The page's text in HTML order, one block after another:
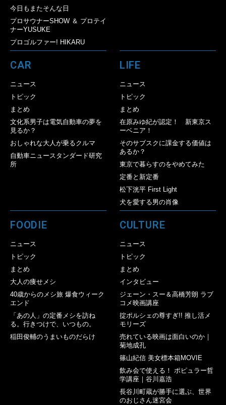
今日もまたそんな日
プロサウナーSHOW ＆ プロテイ
ナーYUSUKE
プロゴルファー! HIKARU
CAR
ニュース
トピック
まとめ
文化系男子は電気自動車の夢を
見るか？
おしゃれな大人が乗るクルマ
自動車ニュースタンダード研究
所
LIFE
ニュース
トピック
まとめ
在原みゆ紀が認定！ 新東京ス
ーベニア！
そのサブスクに課金する価値は
あるか？
東京で暮らすのをやめてみた
定番と新定番
松下洸平 First Light
犬を愛する男の肖像
FOODIE
ニュース
トピック
まとめ
大人の痩せメシ
40歳からのメシ旅 爆食ウィーク
エンド
「あの人」の定番メシを訪ね
る。行きつけで、いつもの。
稲田俊輔のうまいものだらけ
CULTURE
ニュース
トピック
まとめ
インタビュー
ジェーン・スー＆高橋芳朗 ラブ
コメ映画講座
掟ポルシェの尊すぎ!! 推し活メ
モリーズ
売れている映画は面白いのか｜
菊地成孔
篠山紀信 美女標本箱MOVIE
飲み会で使える！ ポピュラー哲
学講座｜谷川嘉浩
長谷川町蔵が勝手に選ぶ、世界
のおじさん迷宮会